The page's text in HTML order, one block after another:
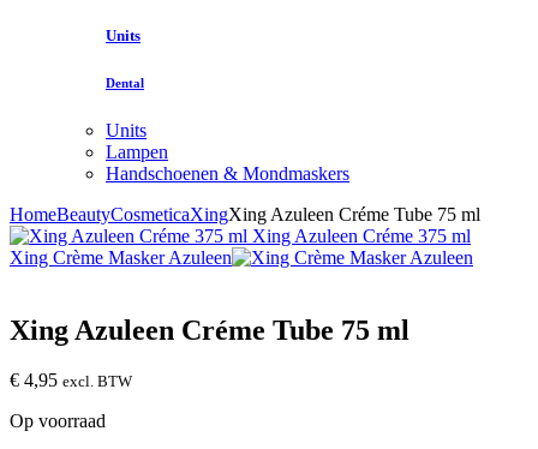
Units
Dental
Units
Lampen
Handschoenen & Mondmaskers
HomeBeautyCosmeticaXingXing Azuleen Créme Tube 75 ml
Xing Azuleen Créme 375 ml
Xing Crème Masker Azuleen
Xing Azuleen Créme Tube 75 ml
€ 4,95 excl. BTW
Op voorraad